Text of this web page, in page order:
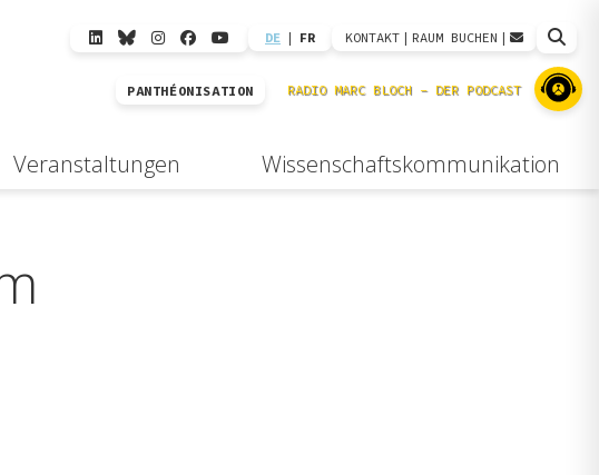
DE | FR KONTAKT | RAUM BUCHEN |
PANTHÉONISATION
Veranstaltungen Wissenschaftskommunikation